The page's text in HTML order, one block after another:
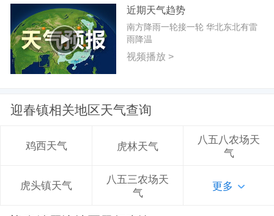
近期天气趋势
南方降雨一轮接一轮 华北东北有雷
雨降温
视频播放 >
迎春镇相关地区天气查询
鸡西天气 虎林天气
八五八农场天
气
虎头镇天气
八五三农场天
气
更多